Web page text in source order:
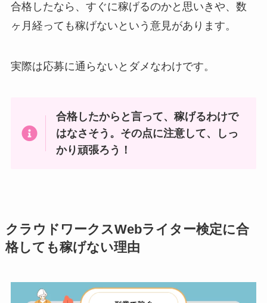
合格したなら、すぐに稼げるのかと思いきや、数
ヶ月経っても稼げないという意見があります。
実際は応募に通らないとダメなわけです。
合格したからと言って、稼げるわけで
はなさそう。その点に注意して、しっ
かり頑張ろう！
クラウドワークスWebライター検定に合
格しても稼げない理由